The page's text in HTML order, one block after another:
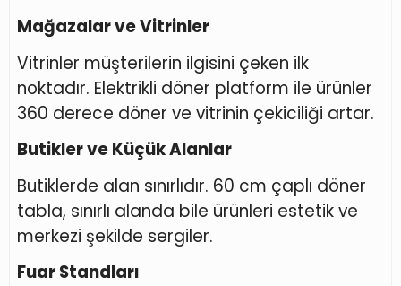
Mağazalar ve Vitrinler
Vitrinler müşterilerin ilgisini çeken ilk
noktadır. Elektrikli döner platform ile ürünler
360 derece döner ve vitrinin çekiciliği artar.
Butikler ve Küçük Alanlar
Butiklerde alan sınırlıdır. 60 cm çaplı döner
tabla, sınırlı alanda bile ürünleri estetik ve
merkezi şekilde sergiler.
Fuar Standları